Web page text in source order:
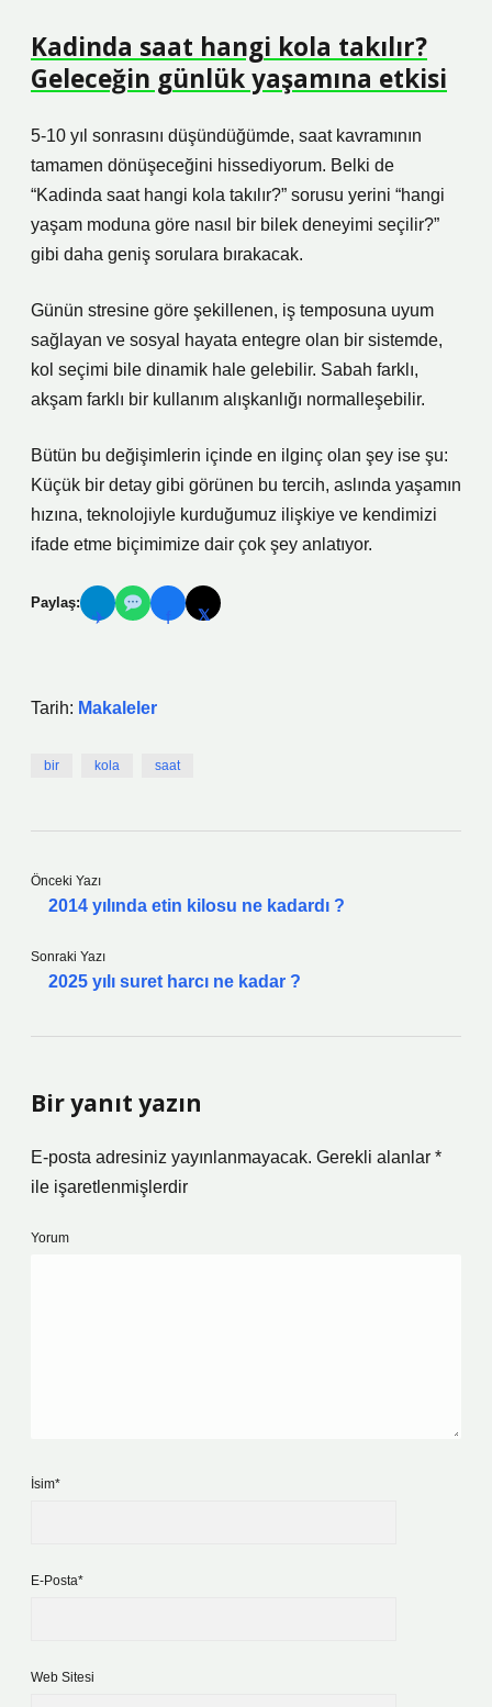
Kadinda saat hangi kola takılır?
Geleceğin günlük yaşamına etkisi
5-10 yıl sonrasını düşündüğümde, saat kavramının
tamamen dönüşeceğini hissediyorum. Belki de
“Kadinda saat hangi kola takılır?” sorusu yerini “hangi
yaşam moduna göre nasıl bir bilek deneyimi seçilir?”
gibi daha geniş sorulara bırakacak.
Günün stresine göre şekillenen, iş temposuna uyum
sağlayan ve sosyal hayata entegre olan bir sistemde,
kol seçimi bile dinamik hale gelebilir. Sabah farklı,
akşam farklı bir kullanım alışkanlığı normalleşebilir.
Bütün bu değişimlerin içinde en ilginç olan şey ise şu:
Küçük bir detay gibi görünen bu tercih, aslında yaşamın
hızına, teknolojiyle kurduğumuz ilişkiye ve kendimizi
ifade etme biçimimize dair çok şey anlatıyor.
Paylaş:
✈ f 𝕏
Tarih: Makaleler
bir kola saat
Önceki Yazı
2014 yılında etin kilosu ne kadardı ?
Sonraki Yazı
2025 yılı suret harcı ne kadar ?
Bir yanıt yazın
E-posta adresiniz yayınlanmayacak. Gerekli alanlar *
ile işaretlenmişlerdir
Yorum
İsim*
E-Posta*
Web Sitesi